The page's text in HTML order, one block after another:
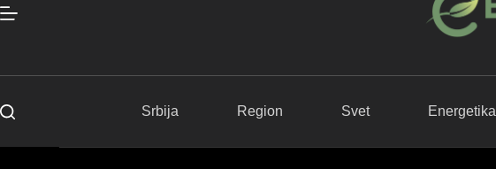
Srbija Region Svet Energetika